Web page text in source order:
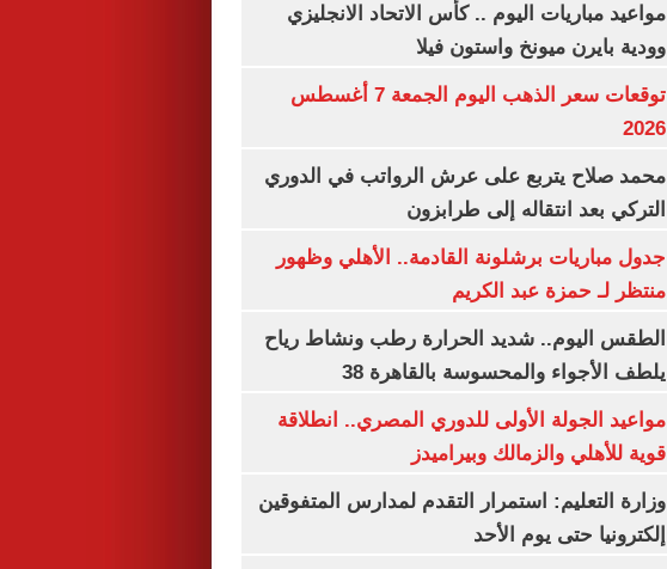
مواعيد مباريات اليوم .. كأس الاتحاد الانجليزي
وودية بايرن ميونخ واستون فيلا
توقعات سعر الذهب اليوم الجمعة 7 أغسطس
2026
محمد صلاح يتربع على عرش الرواتب في الدوري
التركي بعد انتقاله إلى طرابزون
جدول مباريات برشلونة القادمة.. الأهلي وظهور
منتظر لـ حمزة عبد الكريم
الطقس اليوم.. شديد الحرارة رطب ونشاط رياح
يلطف الأجواء والمحسوسة بالقاهرة 38
مواعيد الجولة الأولى للدوري المصري.. انطلاقة
قوية للأهلي والزمالك وبيراميدز
وزارة التعليم: استمرار التقدم لمدارس المتفوقين
إلكترونيا حتى يوم الأحد